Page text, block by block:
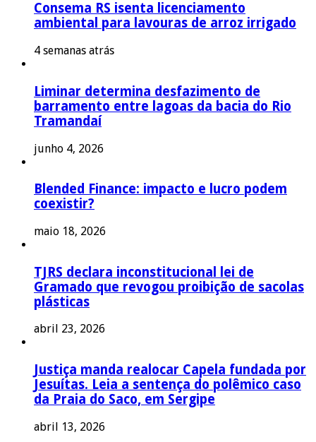
Consema RS isenta licenciamento
ambiental para lavouras de arroz irrigado
4 semanas atrás
Liminar determina desfazimento de
barramento entre lagoas da bacia do Rio
Tramandaí
junho 4, 2026
Blended Finance: impacto e lucro podem
coexistir?
maio 18, 2026
TJRS declara inconstitucional lei de
Gramado que revogou proibição de sacolas
plásticas
abril 23, 2026
Justiça manda realocar Capela fundada por
Jesuítas. Leia a sentença do polêmico caso
da Praia do Saco, em Sergipe
abril 13, 2026